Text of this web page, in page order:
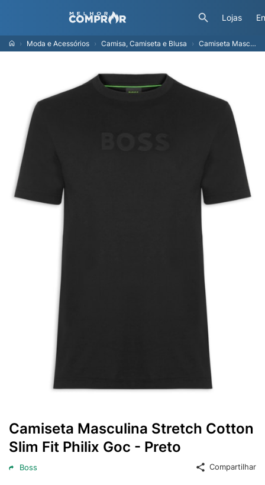
Lojas
Moda e Acessórios Camisa, Camiseta e Blusa Camiseta Masculina Stretch Cotton Slim Fit Philix Goc - Preto
Camiseta Masculina Stretch Cotton
Slim Fit Philix Goc - Preto
Boss Compartilhar